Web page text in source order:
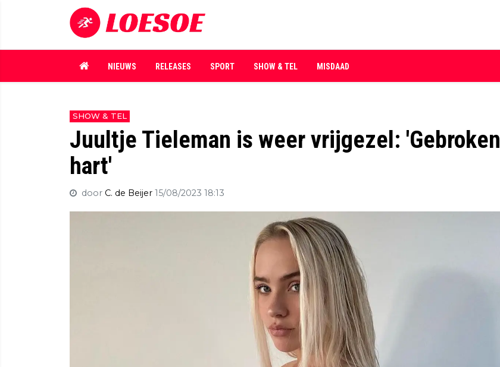
NIEUWS RELEASES SPORT SHOW & TEL MISDAAD
SHOW & TEL
Juultje Tieleman is weer vrijgezel: 'Gebroken
hart'
door C. de Beijer 15/08/2023 18:13